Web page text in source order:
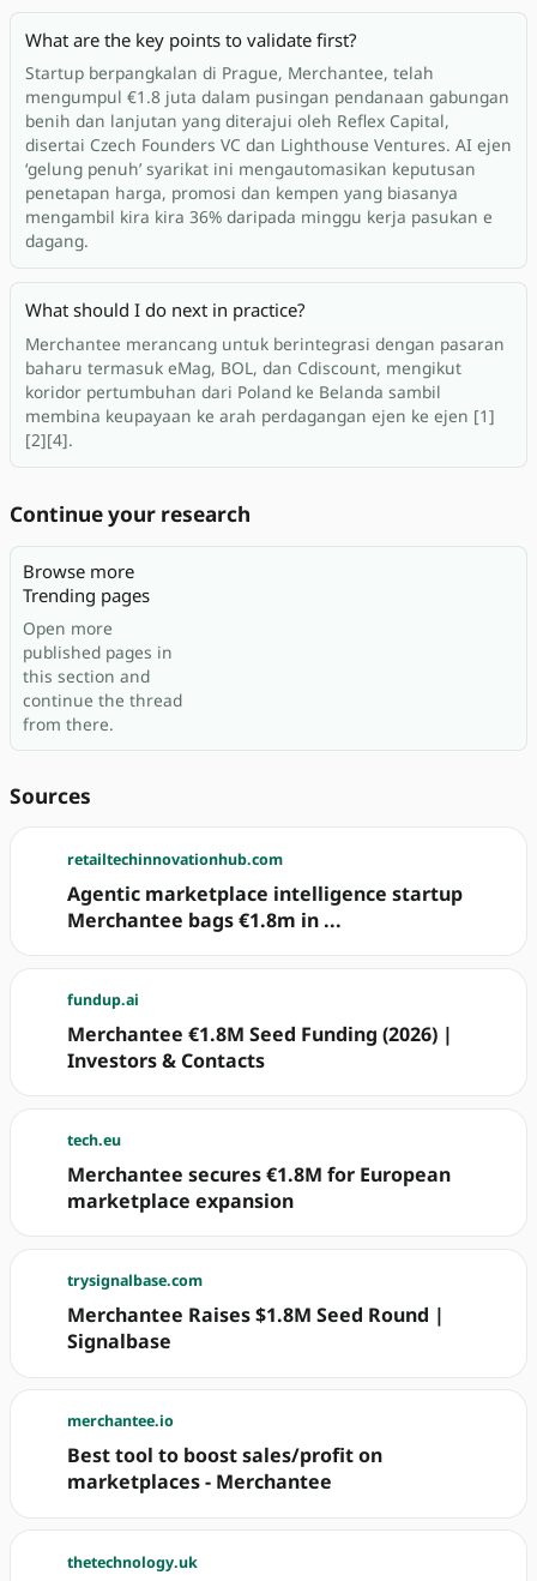
What are the key points to validate first?
Startup berpangkalan di Prague, Merchantee, telah
mengumpul €1.8 juta dalam pusingan pendanaan gabungan
benih dan lanjutan yang diterajui oleh Reflex Capital,
disertai Czech Founders VC dan Lighthouse Ventures. AI ejen
‘gelung penuh’ syarikat ini mengautomasikan keputusan
penetapan harga, promosi dan kempen yang biasanya
mengambil kira kira 36% daripada minggu kerja pasukan e
dagang.
What should I do next in practice?
Merchantee merancang untuk berintegrasi dengan pasaran
baharu termasuk eMag, BOL, dan Cdiscount, mengikut
koridor pertumbuhan dari Poland ke Belanda sambil
membina keupayaan ke arah perdagangan ejen ke ejen [1]
[2][4].
Continue your research
Browse more
Trending pages
Open more
published pages in
this section and
continue the thread
from there.
Sources
retailtechinnovationhub.com
Agentic marketplace intelligence startup
Merchantee bags €1.8m in ...
fundup.ai
Merchantee €1.8M Seed Funding (2026) |
Investors & Contacts
tech.eu
Merchantee secures €1.8M for European
marketplace expansion
trysignalbase.com
Merchantee Raises $1.8M Seed Round |
Signalbase
merchantee.io
Best tool to boost sales/profit on
marketplaces - Merchantee
thetechnology.uk